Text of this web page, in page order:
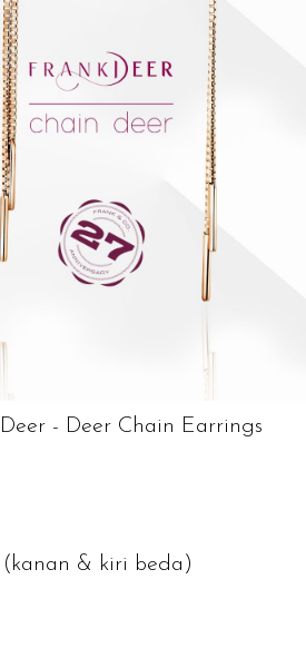
- Deer Chain Earrings
(kanan & kiri beda)